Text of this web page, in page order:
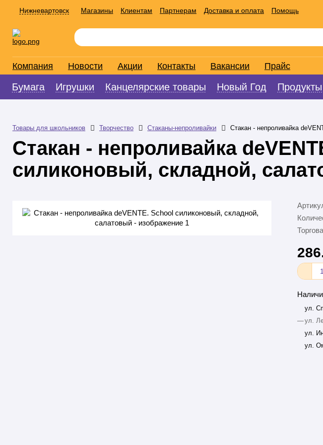
Нижневартовск Магазины Клиентам Партнерам Доставка и оплата Помощь
Компания Новости Акции Контакты Вакансии Прайс
Бумага Игрушки Канцелярские товары Новый Год Продукты
Товары для школьников Творчество Стаканы-непроливайки Стакан - непроливайка
Стакан - непроливайка
силиконовый, складной,
ул.
—ул.
ул.
ул.